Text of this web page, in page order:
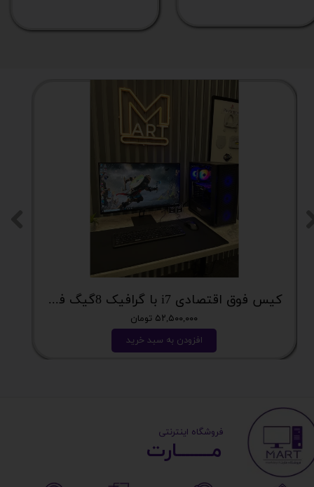
کیس فوق اقتصادی i7 با گرافیک 8گیگ فوق اکونومی کد 2162
۵۲,۵۰۰,۰۰۰ تومان
افزودن به سبد خرید
مــــــــارت​​​​​​
​ ​فروشگاه اینترنتی